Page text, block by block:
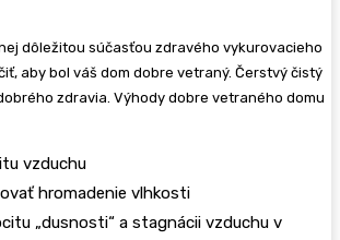
dôležitou súčasťou zdravého vykurovacieho
aby bol váš dom dobre vetraný. Čerstvý čistý
zdravia. Výhody dobre vetraného domu
vzduchu
hromadenie vlhkosti
„dusnosti“ a stagnácii vzduchu v